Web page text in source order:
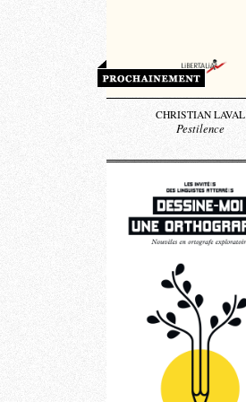
CHRISTIAN LAVAL
Pestilence